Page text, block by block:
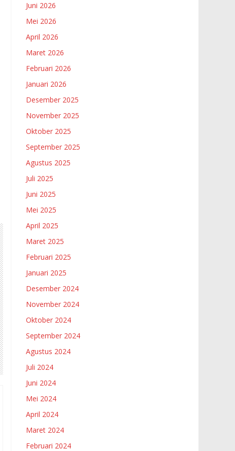
Juni 2026
Mei 2026
April 2026
Maret 2026
Februari 2026
Januari 2026
Desember 2025
November 2025
Oktober 2025
September 2025
Agustus 2025
Juli 2025
Juni 2025
Mei 2025
April 2025
Maret 2025
Februari 2025
Januari 2025
Desember 2024
November 2024
Oktober 2024
September 2024
Agustus 2024
Juli 2024
Juni 2024
Mei 2024
April 2024
Maret 2024
Februari 2024